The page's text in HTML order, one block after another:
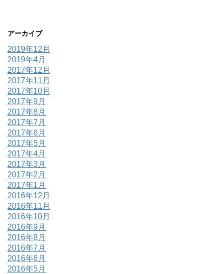
アーカイブ
2019年12月
2019年4月
2017年12月
2017年11月
2017年10月
2017年9月
2017年8月
2017年7月
2017年6月
2017年5月
2017年4月
2017年3月
2017年2月
2017年1月
2016年12月
2016年11月
2016年10月
2016年9月
2016年8月
2016年7月
2016年6月
2016年5月